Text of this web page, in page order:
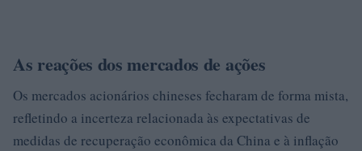
As reações dos mercados de ações
Os mercados acionários chineses fecharam de forma mista,
refletindo a incerteza relacionada às expectativas de
medidas de recuperação econômica da China e à inflação